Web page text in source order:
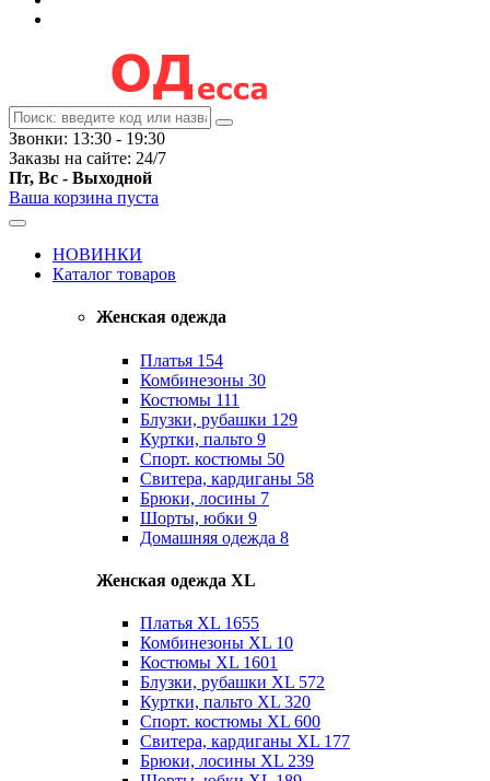
Звонки: 13:30 - 19:30
Заказы на сайте: 24/7
Пт, Вс - Выходной
Ваша корзина пуста
НОВИНКИ
Каталог товаров
Женская одежда
Платья 154
Комбинезоны 30
Костюмы 111
Блузки, рубашки 129
Куртки, пальто 9
Спорт. костюмы 50
Свитера, кардиганы 58
Брюки, лосины 7
Шорты, юбки 9
Домашняя одежда 8
Женская одежда XL
Платья XL 1655
Комбинезоны XL 10
Костюмы XL 1601
Блузки, рубашки XL 572
Куртки, пальто XL 320
Спорт. костюмы XL 600
Свитера, кардиганы XL 177
Брюки, лосины XL 239